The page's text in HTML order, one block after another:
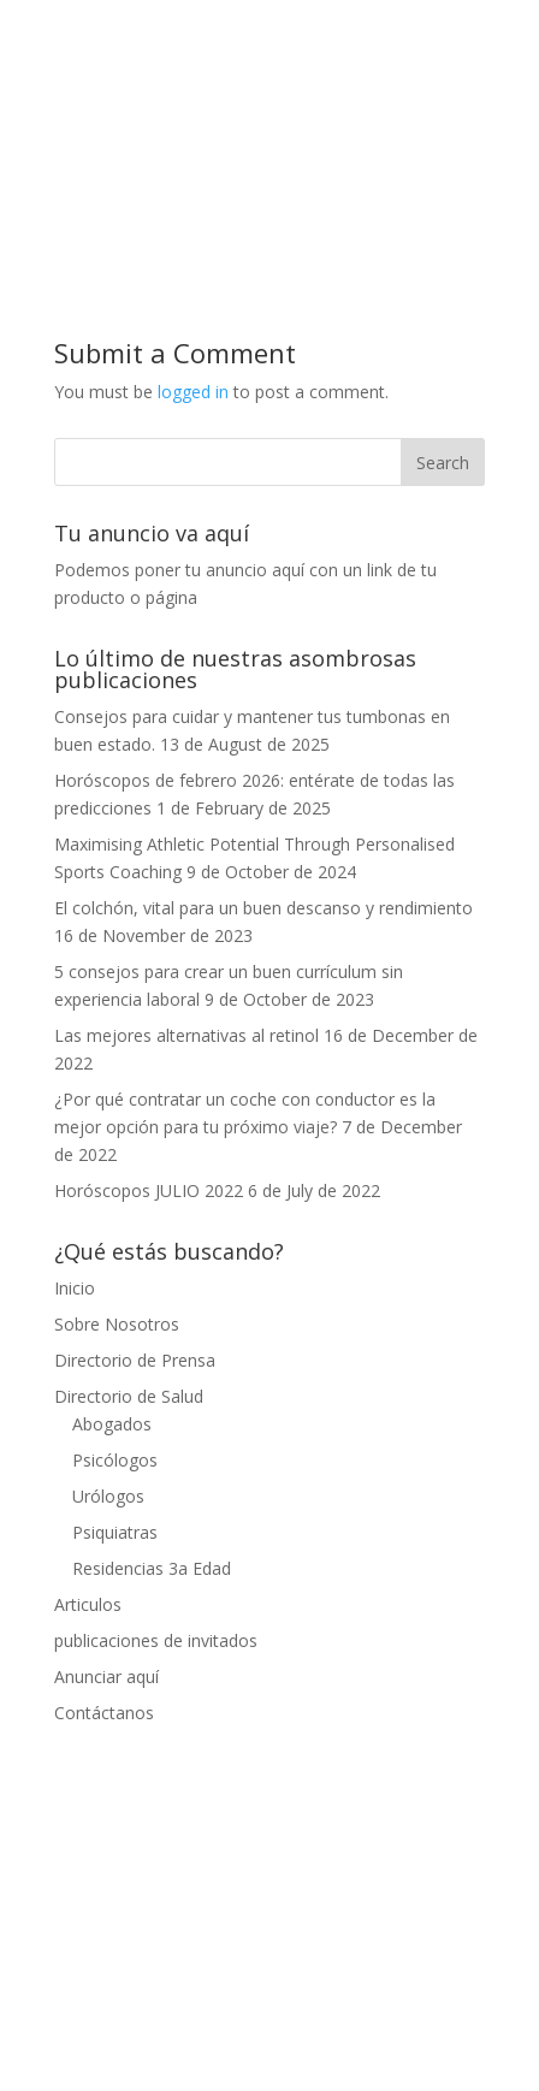
Submit a Comment
You must be logged in to post a comment.
Tu anuncio va aquí
Podemos poner tu anuncio aquí con un link de tu
producto o página
Lo último de nuestras asombrosas
publicaciones
Consejos para cuidar y mantener tus tumbonas en
buen estado. 13 de August de 2025
Horóscopos de febrero 2026: entérate de todas las
predicciones 1 de February de 2025
Maximising Athletic Potential Through Personalised
Sports Coaching 9 de October de 2024
El colchón, vital para un buen descanso y rendimiento
16 de November de 2023
5 consejos para crear un buen currículum sin
experiencia laboral 9 de October de 2023
Las mejores alternativas al retinol 16 de December de
2022
¿Por qué contratar un coche con conductor es la
mejor opción para tu próximo viaje? 7 de December
de 2022
Horóscopos JULIO 2022 6 de July de 2022
¿Qué estás buscando?
Inicio
Sobre Nosotros
Directorio de Prensa
Directorio de Salud
Abogados
Psicólogos
Urólogos
Psiquiatras
Residencias 3a Edad
Articulos
publicaciones de invitados
Anunciar aquí
Contáctanos